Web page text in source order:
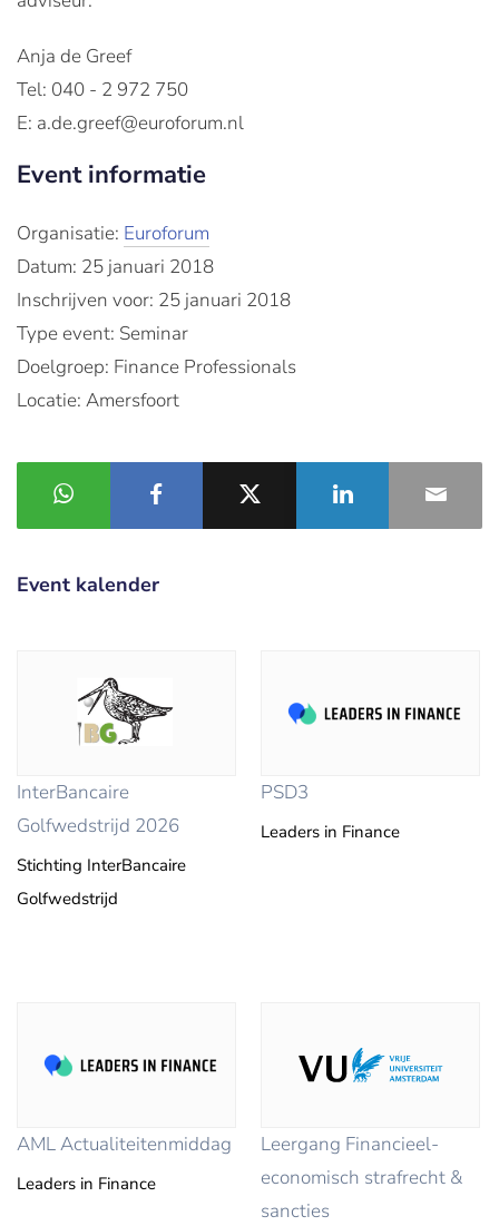
Anja de Greef
Tel: 040 - 2 972 750
E: a.de.greef@euroforum.nl
Event informatie
Organisatie: Euroforum
Datum: 25 januari 2018
Inschrijven voor: 25 januari 2018
Type event: Seminar
Doelgroep: Finance Professionals
Locatie: Amersfoort
Event kalender
InterBancaire
Golfwedstrijd 2026
Stichting InterBancaire
Golfwedstrijd
PSD3
Leaders in Finance
AML Actualiteitenmiddag
Leaders in Finance
Leergang Financieel-
economisch strafrecht &
sancties